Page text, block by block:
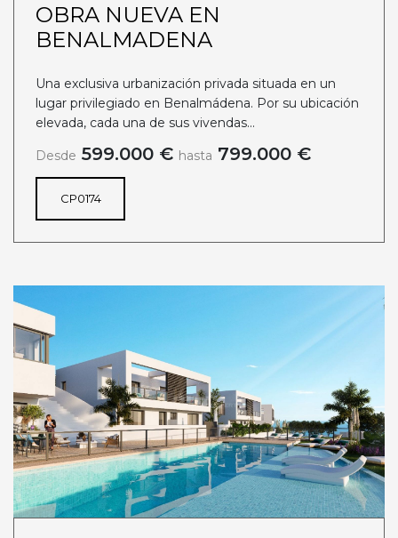
OBRA NUEVA EN
BENALMADENA
Una exclusiva urbanización privada situada en un
lugar privilegiado en Benalmádena. Por su ubicación
elevada, cada una de sus vivendas...
Desde 599.000 € hasta 799.000 €
CP0174